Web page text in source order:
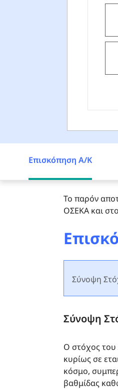
FTGF Franklin
Επισκόπηση Α/Κ
Το παρόν
ΟΣΕΚΑ και
Σύνοψη
Σύνοψη
Ο στόχος του
κυρίως σε
κόσμο,
βαθμίδας